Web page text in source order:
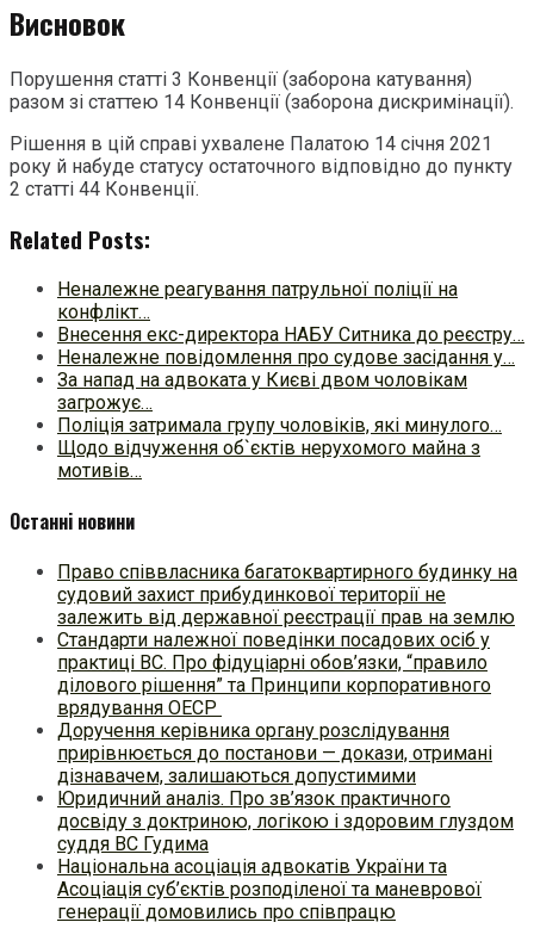
Висновок
Порушення статті 3 Конвенції (заборона катування)
разом зі статтею 14 Конвенції (заборона дискримінації).
Рішення в цій справі ухвалене Палатою 14 січня 2021
року й набуде статусу остаточного відповідно до пункту
2 статті 44 Конвенції.
Related Posts:
Неналежне реагування патрульної поліції на
конфлікт…
Внесення екс-директора НАБУ Ситника до реєстру…
Неналежне повідомлення про судове засідання у…
За напад на адвоката у Києві двом чоловікам
загрожує…
Поліція затримала групу чоловіків, які минулого…
Щодо відчуження об`єктів нерухомого майна з
мотивів…
Останні новини
Право співвласника багатоквартирного будинку на
судовий захист прибудинкової території не
залежить від державної реєстрації прав на землю
Стандарти належної поведінки посадових осіб у
практиці ВC. Про фідуціарні обов’язки, “правило
ділового рішення” та Принципи корпоративного
врядування ОЕСР
Доручення керівника органу розслідування
прирівнюється до постанови — докази, отримані
дізнавачем, залишаються допустимими
Юридичний аналіз. Про зв’язок практичного
досвіду з доктриною, логікою і здоровим глуздом
суддя ВС Гудима
Національна асоціація адвокатів України та
Асоціація суб’єктів розподіленої та маневрової
генерації домовились про співпрацю